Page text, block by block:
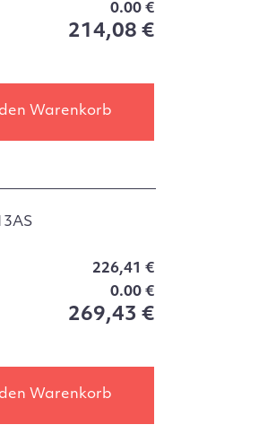
0.00 €
214,08 €
den Warenkorb
226,41 €
0.00 €
269,43 €
den Warenkorb